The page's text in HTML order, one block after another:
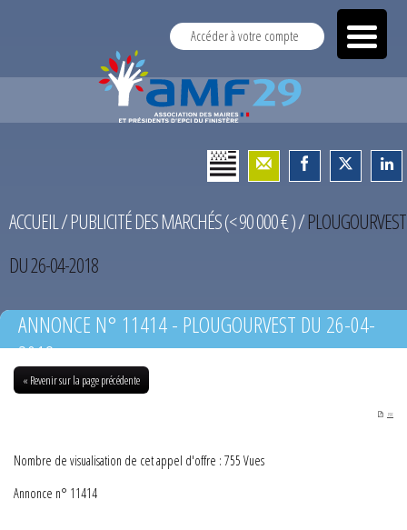
Accéder à votre compte
ACCUEIL/PUBLICITÉ DES MARCHÉS (< 90 000 € )/PLOUGOURVEST
DU 26-04-2018
ANNONCE N° 11414 - PLOUGOURVEST DU 26-04-
2018
« Revenir sur la page précédente
PDF
Nombre de visualisation de cet appel d'offre : 755 Vues
Annonce n° 11414